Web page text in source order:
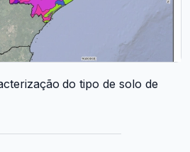
do tipo de solo de